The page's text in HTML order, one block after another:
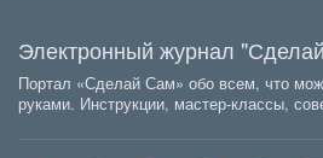
Электронный журнал
Портал «Сделай Сам» обо всем, что
руками. Инструкции, мастер-классы,